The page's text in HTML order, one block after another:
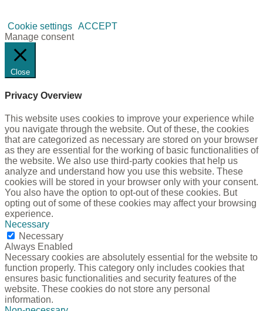
Cookie settings ACCEPT
Manage consent
Close
Privacy Overview
This website uses cookies to improve your experience while
you navigate through the website. Out of these, the cookies
that are categorized as necessary are stored on your browser
as they are essential for the working of basic functionalities of
the website. We also use third-party cookies that help us
analyze and understand how you use this website. These
cookies will be stored in your browser only with your consent.
You also have the option to opt-out of these cookies. But
opting out of some of these cookies may affect your browsing
experience.
Necessary
Necessary
Always Enabled
Necessary cookies are absolutely essential for the website to
function properly. This category only includes cookies that
ensures basic functionalities and security features of the
website. These cookies do not store any personal
information.